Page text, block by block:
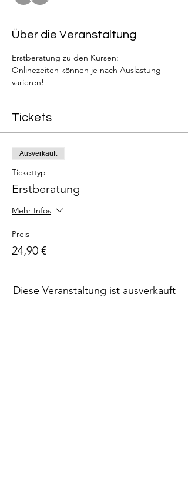
Über die Veranstaltung
Erstberatung zu den Kursen:
Onlinezeiten können je nach Auslastung
varieren!
Tickets
Ausverkauft
Tickettyp
Erstberatung
Mehr Infos
Preis
24,90 €
Diese Veranstaltung ist ausverkauft